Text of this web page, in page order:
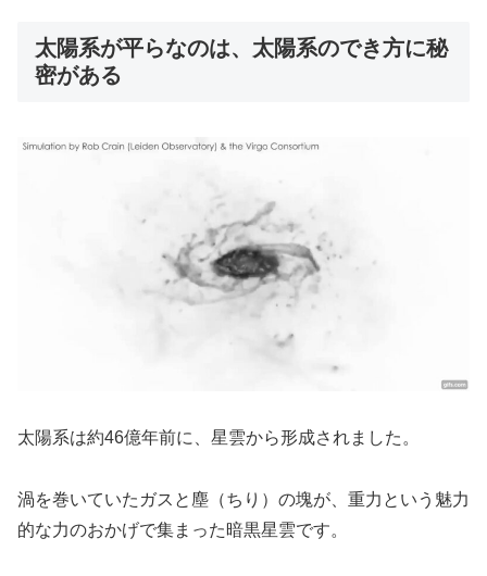
太陽系が平らなのは、太陽系のでき方に秘
密がある
太陽系は約46億年前に、星雲から形成されました。
渦を巻いていたガスと塵（ちり）の塊が、重力という魅力
的な力のおかげで集まった暗黒星雲です。